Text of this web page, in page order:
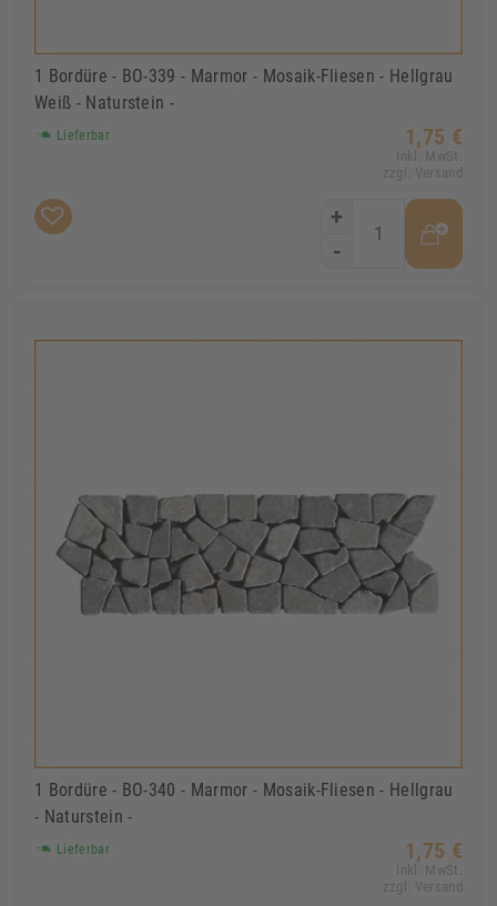
1 Bordüre - BO-339 - Marmor - Mosaik-Fliesen - Hellgrau
Weiß - Naturstein -
Lieferbar 1,75 €
Inkl. MwSt.
zzgl. Versand
+
-
1 Bordüre - BO-340 - Marmor - Mosaik-Fliesen - Hellgrau
- Naturstein -
Lieferbar 1,75 €
Inkl. MwSt.
zzgl. Versand